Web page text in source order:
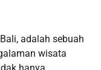
adalah sebuah
wisata